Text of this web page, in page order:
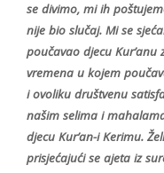
se divimo, mi ih
nije bio slučaj. Mi se
poučavao djecu
vremena u kojem
i ovoliku društvenu
našim selima i
djecu Kur’an-i Kerimu.
prisjećajući se ajeta iz